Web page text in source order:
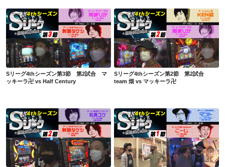
Sリーグ4thシーズン第3節 第2試合 マッキーラ卍 vs Half Century
Sリーグ4thシーズン第3節 第2試合 マ
ッキーラ卍 vs Half Century
Sリーグ4thシーズン第2節 第2試合 team 畑 vs マッキーラ卍
Sリーグ4thシーズン第2節 第2試合
team 畑 vs マッキーラ卍
Sリーグ4thシーズン第2節 第1試合 投資マシンガンズ vs Half Century Sリーグ4thシーズン第1節 第3試合 DESIRE vs Half Century